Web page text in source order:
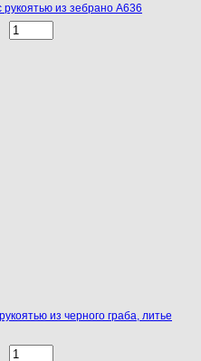
из зебрано A636
из черного граба, литье